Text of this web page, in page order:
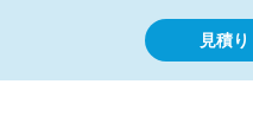
見積